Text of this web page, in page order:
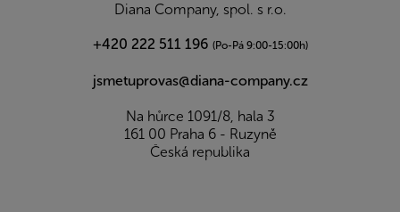
Diana Company, spol. s r.o.
+420 222 511 196 (Po-Pá 9:00-15:00h)
jsmetuprovas@diana-company.cz
Na hůrce 1091/8, hala 3
161 00 Praha 6 - Ruzyně
Česká republika